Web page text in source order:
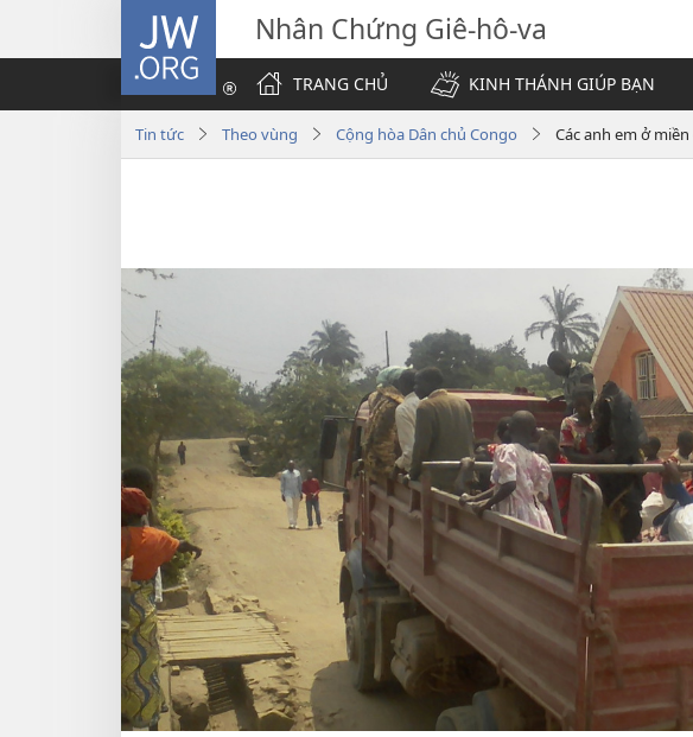
JW.ORG Nhân Chứng Giê-hô-va
TRANG CHỦ
KINH THÁNH GIÚP BẠN
Tin tức Theo vùng Cộng hòa Dân chủ Congo Các anh em ở